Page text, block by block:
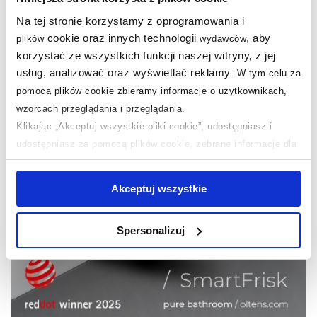
Na tej stronie korzystamy z oprogramowania i
plikówcookie oraz innych technologii wydawców, aby
korzystać ze wszystkich funkcji naszej witryny, z jej
usług, analizować oraz wyświetlać reklamy
W tym celu za
pomocą plików cookie zbieramy informacje o użytkownikach,
wzorcach przeglądania i przeglądania.
Klikając „Akceptuj wszystkie pliki cookie”, udostępniasz i
udostępniasz za pomocą plików cookie, zebrane informacje dla
użytkowników zewnętrznych, a także nasi partnerzy reklamowi.
jednak, że zablokowane niektóre pliki cookie mogą mieć wpływ
na sposób dostarczania treści niedostosowanych do potrzeb
Aby uzyskać więcej informacji na temat plików plików cookie,
kliknij „Ustawienia plików cookie”.
Jeśli chcesz uzyskać więcej
informacji na temat plików cookie i tego, dlaczego ich przepisy,
Akceptuj wszystkie
Spersonalizuj
po mydelniczkę.